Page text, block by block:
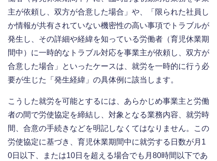
主が依頼し、双方が合意した場合」や、「限られた社員し
か情報が共有されていない機密性の高い事項でトラブルが
発生し、その詳細や経緯を知っている労働者（育児休業期
間中）に一時的なトラブル対応を事業主が依頼し、双方が
合意した場合」といったケースは、就労を一時的に行う必
要が生じた「発生経緯」の具体例に該当します。
こうした就労を可能とするには、あらかじめ事業主と労働
者の間で労使協定を締結し、対象となる業務内容、就労時
間、合意の手続きなどを明記しなくてはなりません。この
労使協定に基づき、育児休業期間中に就労する日数が月1
0日以下、または10日を超える場合でも月80時間以下であ